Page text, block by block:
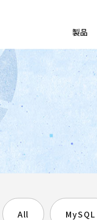
製品
All MySQL